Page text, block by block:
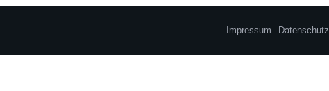
Impressum Datenschutz